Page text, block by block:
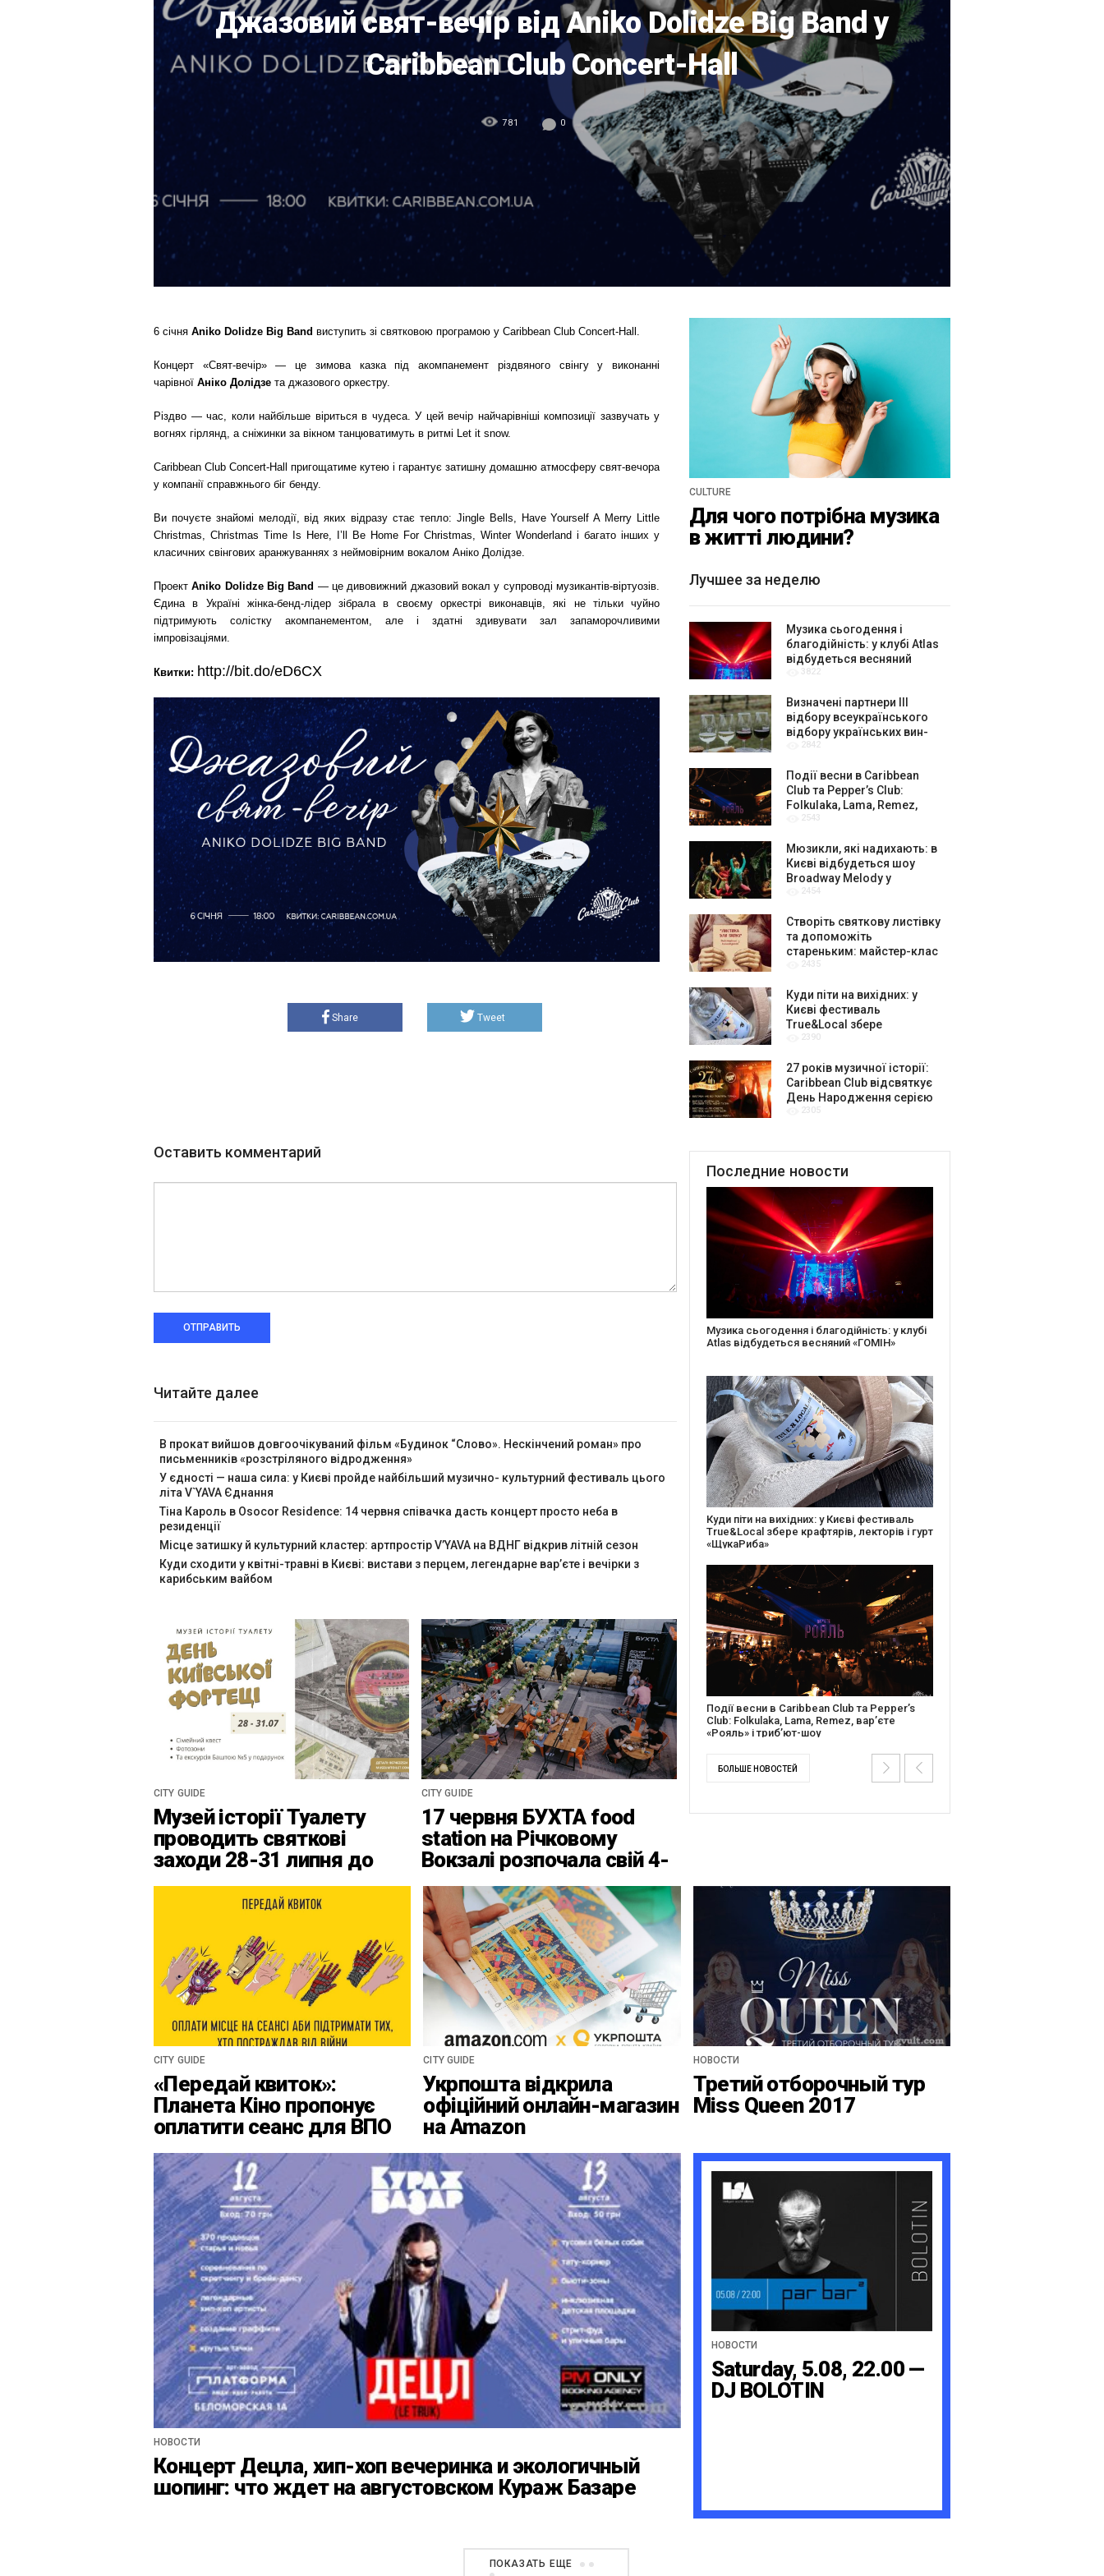
Джазовий свят-вечір від Aniko Dolidze Big Band у
Caribbean Club Concert-Hall
781 0
6 січня Aniko Dolidze Big Band виступить зі святковою програмою у Caribbean Club Concert-Hall.
Концерт «Cвят-вечір» — це зимова казка під акомпанемент різдвяного свінгу у виконанні
чарівної Аніко Долідзе та джазового оркестру.
Різдво — час, коли найбільше віриться в чудеса. У цей вечір найчарівніші композиції зазвучать у
вогнях гірлянд, а сніжинки за вікном танцюватимуть в ритмі Let it snow.
Caribbean Club Concert-Hall пригощатиме кутею і гарантує затишну домашню атмосферу свят-вечора
у компанії справжнього біг бенду.
Ви почуєте знайомі мелодії, від яких відразу стає тепло: Jingle Bells, Have Yourself A Merry Little
Christmas, Christmas Time Is Here, I’ll Be Home For Christmas, Winter Wonderland і багато інших у
класичних свінгових аранжуваннях з неймовірним вокалом Аніко Долідзе.
ПроектAniko Dolidze Big Band — це дивовижний джазовий вокал у супроводі музикантів-віртуозів.
Єдина в Україні жінка-бенд-лідер зібрала в своєму оркестрі виконавців, які не тільки чуйно
підтримують солістку акомпанементом, але і здатні здивувати зал запаморочливими
імпровізаціями.
Квитки: http://bit.do/eD6CX
Share Tweet
Оставить комментарий
ОТПРАВИТЬ
Читайте далее
В прокат вийшов довгоочікуваний фільм «Будинок “Слово». Нескінчений роман» про
письменників «розстріляного відродження»
У єдності — наша сила: у Києві пройде найбільший музично- культурний фестиваль цього
літа V`YAVA Єднання
Тіна Кароль в Osocor Residence: 14 червня співачка дасть концерт просто неба в
резиденції
Місце затишку й культурний кластер: артпростір V’YAVA на ВДНГ відкрив літній сезон
Куди сходити у квітні-травні в Києві: вистави з перцем, легендарне вар’єте і вечірки з
карибським вайбом
CITY GUIDE
Музей історії Туалету
проводить святкові
заходи 28-31 липня до
Дня Київськоїх Фортеці
CITY GUIDE
17 червня БУХТА food
station на Річковому
Вокзалі розпочала свій 4-
ий найвідповідальніший
сезон
CULTURE
Для чого потрібна музика
в житті людини?
Лучшее за неделю
Музика сьогодення і
благодійність: у клубі Atlas
відбудеться весняний
«ГОМІН»
3822
Визначені партнери ІІІ
відбору всеукраїнського
відбору українських вин-
амбасадорів
2842
Події весни в Caribbean
Club та Pepper’s Club:
Folkulaka, Lama, Remez,
вар’єте «Рояль» і триб’ют-
2543
Мюзикли, які надихають: в
Києві відбудеться шоу
Broadway Melody у
виконанні юних артистів
2454
Створіть святкову листівку
та допоможіть
стареньким: майстер-клас
від БФ «Юлині Бабусі» на
2435
Куди піти на вихідних: у
Києві фестиваль
True&Local збере
крафтярів, лекторів і гурт
2390
27 років музичної історії:
Caribbean Club відсвяткує
День Народження серією
благодійних подій
2305
Последние новости
Створіть святкову листівку та допоможіть
стареньким: майстер-клас від БФ «Юлині
27 років музичної історії: Caribbean Club
відсвяткує День Народження серією
благодійних подій
Документальний фільм “Будинок “Слово”
англійською покажуть в країнах Європи,
Канаді та США
БОЛЬШЕ НОВОСТЕЙ
CITY GUIDE
«Передай квиток»:
Планета Кіно пропонує
оплатити сеанс для ВПО
CITY GUIDE
Укрпошта відкрила
офіційний онлайн-магазин
на Amazon
НОВОСТИ
Третий отборочный тур
Miss Queen 2017
НОВОСТИ
Концерт Децла, хип-хоп вечеринка и экологичный
шопинг: что ждет на августовском Кураж Базаре
НОВОСТИ
Saturday, 5.08, 22.00 —
DJ BOLOTIN
ПОКАЗАТЬ ЕЩЕ